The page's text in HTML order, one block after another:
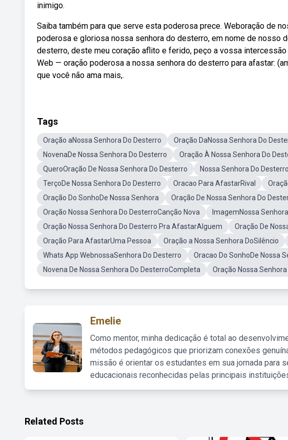
inimigo.
Saiba também para que serve esta poderosa prece. Weboração de
poderosa e gloriosa nossa senhora do desterro, em nome de nosso
desterro, deste meu coração aflito e ferido, peço a vossa
Web — oração poderosa a nossa senhora do desterro para afastar:
que você não ama mais,.
Tags
Oração aNossa Senhora Do Desterro Oração DaNossa Senhora Do
NovenaDe Nossa Senhora Do Desterro
Oração À Nossa Senhora Do
QueroOração De Nossa Senhora Do Desterro
Nossa Senhora Do
TerçoDe Nossa Senhora Do Desterro
Oracao Para AfastarRival
Oração Do SonhoDe Nossa Senhora
Oração De Nossa Senhora Do
Oração Nossa Senhora Do DesterroCanção Nova
ImagemNossa
Oração Nossa Senhora Do Desterro Pra AfastarAlguem
Oração De
Oração Para AfastarUma Pessoa
Oração a Nossa Senhora DoSilêncio
Whats App WebnossaSenhora Do Desterro
Oracao Do SonhoDe Nossa
Novena De Nossa Senhora Do DesterroCompleta
Oração Nossa
Emelie
Como mentor, minha dedicação é total ao
métodos pedagógicos que priorizam conexões
missão é orientar os estudantes em sua jornada para
educacionais reconhecidas pelas principais
Related Posts